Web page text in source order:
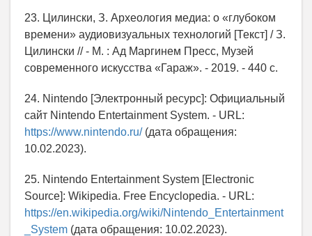
23. Цилински, З. Археология медиа: о «глубоком
времени» аудиовизуальных технологий [Текст] / З.
Цилински // - М. : Ад Маргинем Пресс, Музей
современного искусства «Гараж». - 2019. - 440 с.
24. Nintendo [Электронный ресурс]: Официальный
сайт Nintendo Entertainment System. - URL:
https://www.nintendo.ru/(дата обращения:
10.02.2023).
25. Nintendo Entertainment System [Electronic
Source]: Wikipedia. Free Encyclopedia. - URL:
https://en.wikipedia.org/wiki/Nintendo_Entertainment
_System (дата обращения: 10.02.2023).